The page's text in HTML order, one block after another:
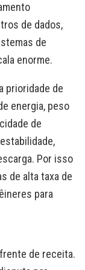
de dados,
de
enorme.
prioridade de
energia, peso
de
Por isso
de alta taxa de
para
de receita.